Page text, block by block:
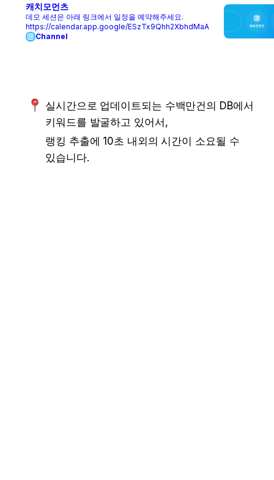
캐치모먼츠
데모 세션은 아래 링크에서 일정을 예약해주세요.
https://calendar.app.google/ESzTx9Qhh2XbhdMaA
Channel
실시간으로 업데이트되는 수백만건의 DB에서
키워드를 발굴하고 있어서,
랭킹 추출에 10초 내외의 시간이 소요될 수
있습니다.